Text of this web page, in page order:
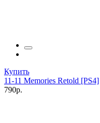
Купить
11-11 Memories Retold [PS4]
790р.